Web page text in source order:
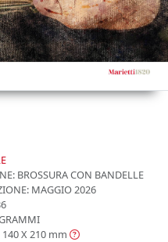
BROSSURA CON BANDELLE
MAGGIO 2026
140 X 210 mm